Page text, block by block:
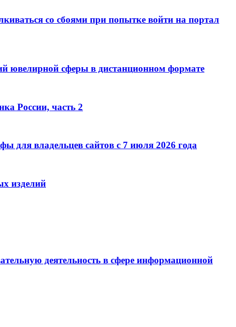
со сбоями при попытке войти на портал
ювелирной сферы в дистанционном формате
России, часть 2
для владельцев сайтов с 7 июля 2026 года
изделий
деятельность в сфере информационной